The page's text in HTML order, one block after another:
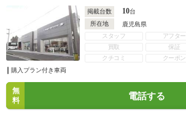
掲載台数 10台
所在地
鹿児島県
スタッフ
アフター
買取
保証
クチコミ
クーポン
購入プラン付き車両
無
料
電話する